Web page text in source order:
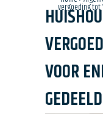
vergoeding tot
VOOR